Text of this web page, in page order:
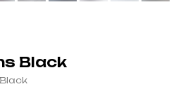
Black